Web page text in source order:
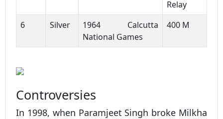
Relay
6
Silver
1964 Calcutta
National Games
400 M
Controversies
In 1998, when Paramjeet Singh broke Milkha